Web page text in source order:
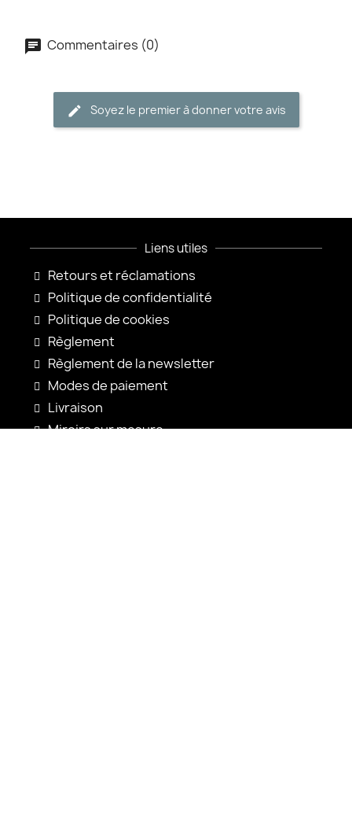
Commentaires (0)
Soyez le premier à donner votre avis
Liens utiles
Retours et réclamations
Politique de confidentialité
Politique de cookies
Règlement
Règlement de la newsletter
Modes de paiement
Livraison
Miroirs sur mesure